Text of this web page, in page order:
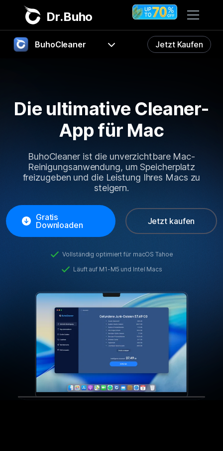
Dr.Buho
Startseite
BuhoCleaner
BuhoRepair
BuhoNTFS
BuhoBarX
Store
Unternehmen
Über uns
Unterstützung
Datenschutz
Rechtliches
Refund Policy
BuhoCleaner
Führung
Herunterladen
Jetzt Kaufen
Die ultimative Cleaner-
App für Mac
BuhoCleaner ist die unverzichtbare Mac-
Reinigungsanwendung, um Speicherplatz
freizugeben und die Leistung Ihres Macs zu
steigern.
Gratis
Downloaden
Jetzt kaufen
Vollständig optimiert für macOS Tahoe
Läuft auf M1-M5 und Intel Macs